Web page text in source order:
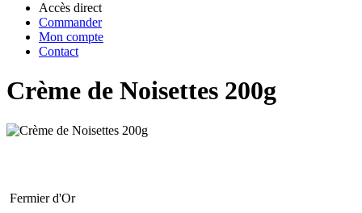
Accès direct
Commander
Mon compte
Contact
Crème de Noisettes 200g
Fermier d'Or